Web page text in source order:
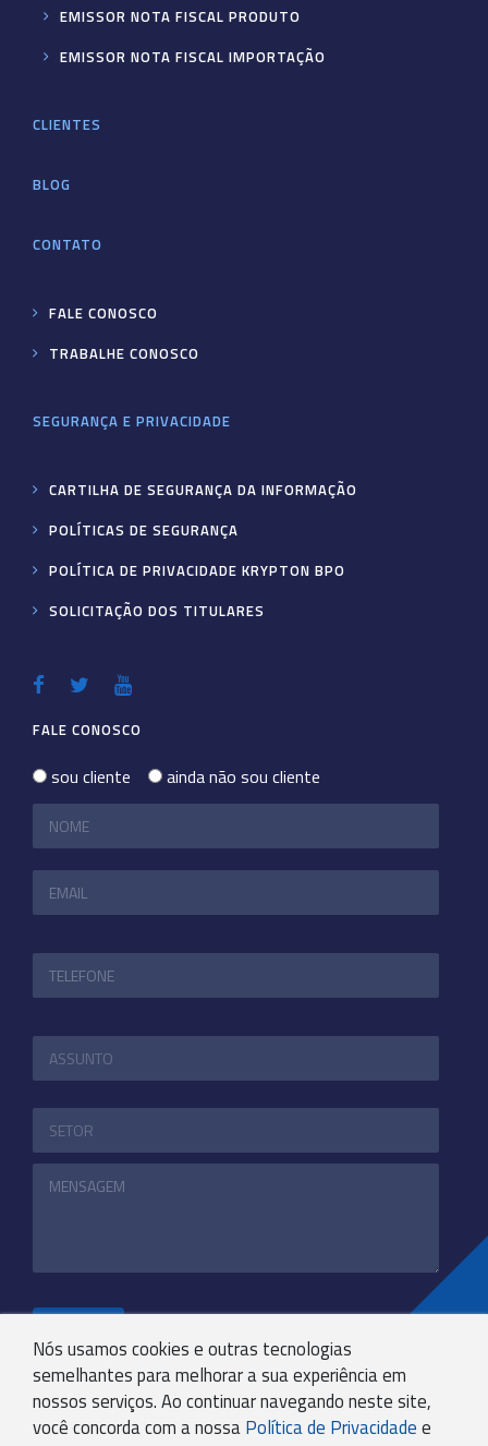
Nós usamos cookies e outras tecnologias
semelhantes para melhorar a sua experiência em
nossos serviços. Ao continuar navegando neste site,
você concorda com a nossa Política de Privacidade e
EMISSOR NOTA FISCAL PRODUTO
EMISSOR NOTA FISCAL IMPORTAÇÃO
CLIENTES
BLOG
CONTATO
FALE CONOSCO
TRABALHE CONOSCO
SEGURANÇA E PRIVACIDADE
CARTILHA DE SEGURANÇA DA INFORMAÇÃO
POLÍTICAS DE SEGURANÇA
POLÍTICA DE PRIVACIDADE KRYPTON BPO
SOLICITAÇÃO DOS TITULARES
FALE CONOSCO
sou cliente ainda não sou cliente
+55 31 3244-4800